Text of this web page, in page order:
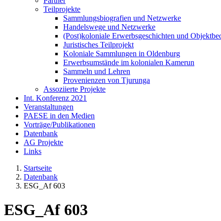
Teilprojekte
Sammlungsbiografien und Netzwerke
Handelswege und Netzwerke
(Post)koloniale Erwerbsgeschichten und
Juristisches Teilprojekt
Koloniale Sammlungen in Oldenburg
Erwerbsumstände im kolonialen Kamerun
Sammeln und Lehren
Provenienzen von Tjurunga
Assoziierte Projekte
Int. Konferenz 2021
Veranstaltungen
PAESE in den Medien
Vorträge/Publikationen
Datenbank
AG Projekte
Links
Startseite
Datenbank
ESG_Af 603
ESG_Af 603